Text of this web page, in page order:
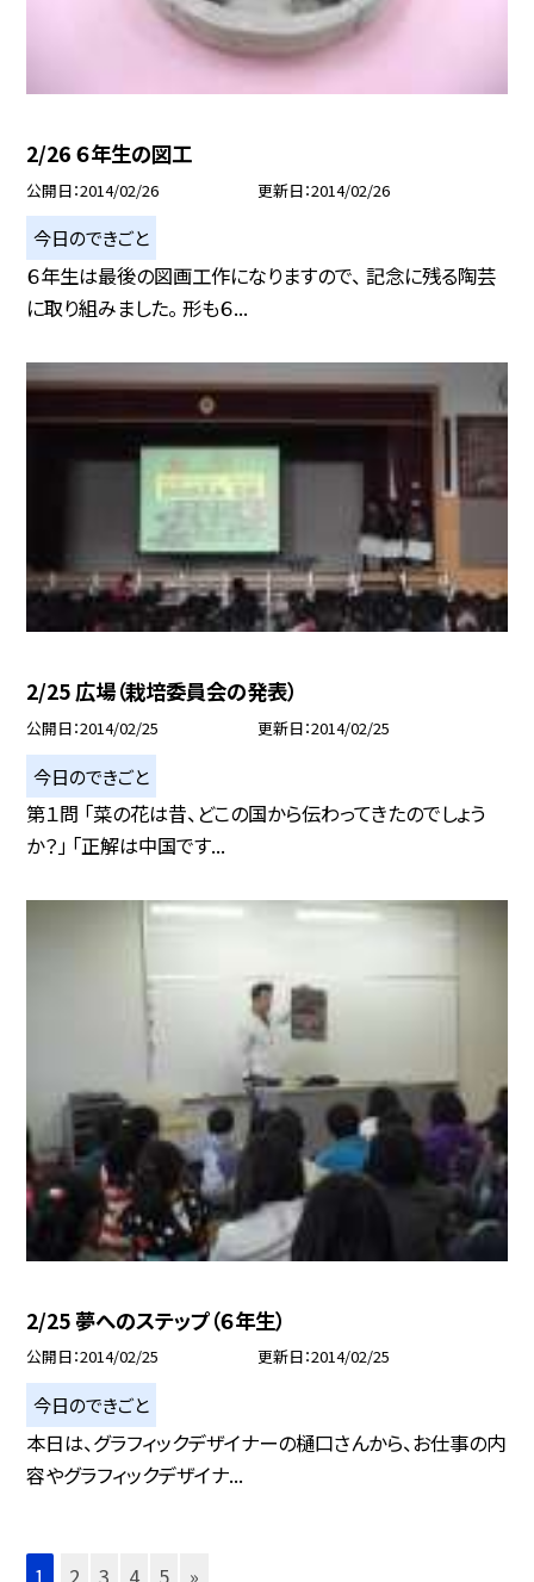
2/26 ６年生の図工
公開日 2014/02/26 更新日 2014/02/26
今日のできごと
６年生は最後の図画工作になりますので、 記念に残る陶芸
に取り組みました。 形も６...
2/25 広場（栽培委員会の発表）
公開日 2014/02/25 更新日 2014/02/25
今日のできごと
第１問 「菜の花は昔、どこの国から伝わってきたのでしょう
か？」 「正解は中国です...
2/25 夢へのステップ（６年生）
公開日 2014/02/25 更新日 2014/02/25
今日のできごと
本日は、グラフィックデザイナーの樋口さんから、お仕事の内
容やグラフィックデザイナ...
1 2 3 4 5 »